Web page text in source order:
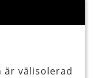
är välisolerad